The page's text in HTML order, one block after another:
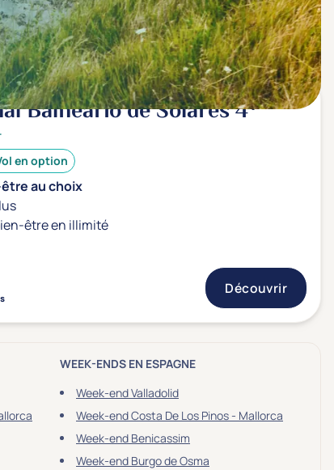
par Nos recommandations en premier
Balneario de Solares4*
en option
au choix
être en illimité
Découvrir
WEEK-ENDS EN ESPAGNE
Week-end Valladolid
Week-end Costa De Los Pinos - Mallorca
Week-end Benicassim
Week-end Burgo de Osma